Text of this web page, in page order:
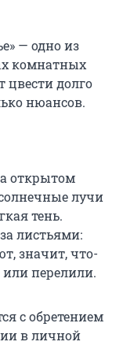
— одно из
комнатных
цвести долго
нюансов.
открытом
лучи
тень.
листьями:
значит, что-
перелили.
с обретением
в личной